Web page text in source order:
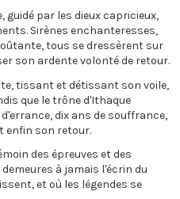
guidé par les dieux capricieux,
Sirènes enchanteresses,
tous se dressèrent sur
son ardente volonté de retour.
tissant et détissant son voile,
que le trône d'Ithaque
dix ans de souffrance,
enfin son retour.
des épreuves et des
à jamais l'écrin du
et où les légendes se